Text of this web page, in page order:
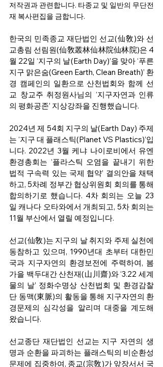
저작권과 관련합니다. 타종교 및 일반의 무단전
재 복사편집을 금합니다.
한국의 민족종교 재단법인 선교(仙敎)와 선
교총림 선림원(仙敎叢林仙林院仙林院)은 4
월 22일 ‘지구의 날(Earth Day)’을 맞아 ‘푸른
지구 맑은숨(Green Earth, Clean Breath)’ 환
경 캠페인의 일환으로 산천법회와 함께 선
교 창교주 취정원사님의 ‘지구자연과 인류
의 평화공존’ 지상강좌을 진행했습니다.
2024년 제 54회 지구의 날(Earth Day) 주제
는 ‘지구 대 플래스틱(Planet VS Plastics)’입
니다. 2022년 3월 케냐 나이로비에서 유엔
환경총회는 ‘플라스틱 오염을 끝내기 위한
법적 구속력 있는 국제 협약’ 결의안을 채택
하고, 5차례 정부간 협상위원회 회의를 통해
합의하기로 했습니다. 4차 회의는 오늘 23
일 캐나다 오타와에서 개최되고, 5차 회의는
11월 부산에서 열릴 예정입니다.
선교(仙敎)는 지구의 날 취지와 주제 실천에
동참하고 있으며, 1990년대 초부터 대한민
국과 지구자연의 환경보전에 주력하여, 봄
가을 백두대간 산천재(山川齋)와 ‘3.22 세계
물의 날’ 정화수명상 산천법회 및 환경감찰
단 동맥(東脈)의 활동을 통해 지구자연의 환
경문제의 심각성을 알리며 대중을 계도해
왔습니다.
선교종단 재단법인 선교는 지구 자연의 생
명과 순환을 파괴하는 플래스틱의 비순환성
문제에 집중하여, 종교(宗敎)가 앞장서서 국